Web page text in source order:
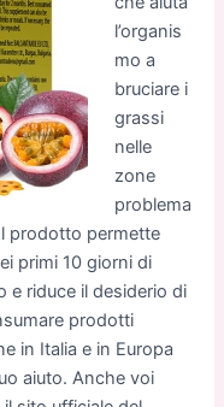
l’organis
mo a
bruciare i
grassi
nelle
zone
problema
prodotto permette
primi 10 giorni di
e riduce il desiderio di
prodotti
in Italia e in Europa
aiuto. Anche voi